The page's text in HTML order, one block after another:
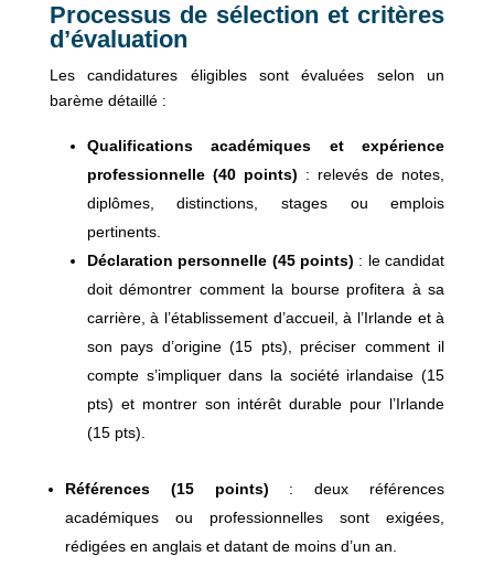
Processus de sélection et critères
d’évaluation
Les candidatures éligibles sont évaluées selon un
barème détaillé :
Qualifications académiques et expérience
professionnelle (40 points) : relevés de notes,
diplômes, distinctions, stages ou emplois
pertinents.
Déclaration personnelle (45 points) : le candidat
doit démontrer comment la bourse profitera à sa
carrière, à l’établissement d’accueil, à l’Irlande et à
son pays d’origine (15 pts), préciser comment il
compte s’impliquer dans la société irlandaise (15
pts) et montrer son intérêt durable pour l’Irlande
(15 pts).
Références (15 points) : deux références
académiques ou professionnelles sont exigées,
rédigées en anglais et datant de moins d’un an.